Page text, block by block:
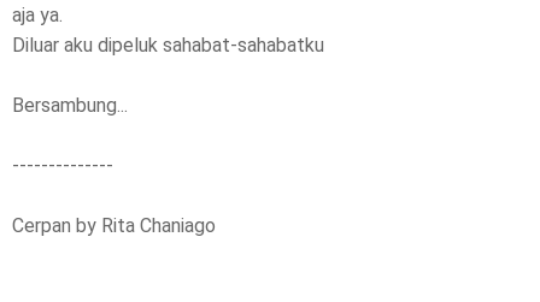
aja ya.
Diluar aku dipeluk sahabat-sahabatku
Bersambung...
--------------
Cerpan by Rita Chaniago